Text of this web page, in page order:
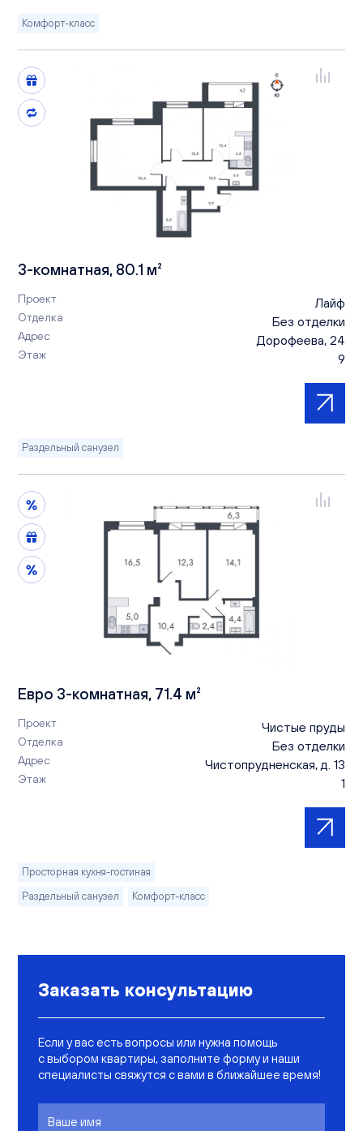
Комфорт-класс
3-комнатная, 80.1 м²
Проект Лайф
Отделка Без отделки
Адрес Дорофеева, 24
Этаж 9
Раздельный санузел
Евро 3-комнатная, 71.4 м²
Проект Чистые пруды
Отделка Без отделки
Адрес Чистопрудненская, д. 13
Этаж 1
Просторная кухня-гостиная
Раздельный санузел
Комфорт-класс
Заказать консультацию
Если у вас есть вопросы или нужна помощь
с выбором квартиры, заполните форму и наши
специалисты свяжутся с вами в ближайшее время!